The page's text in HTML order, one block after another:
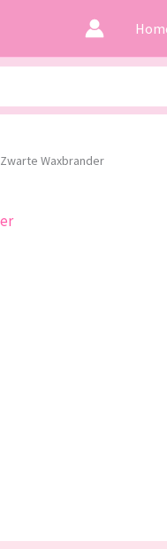
Zwarte Waxbrander